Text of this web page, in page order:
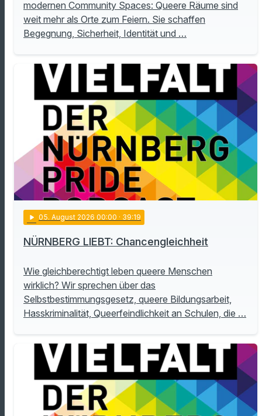
modernen Community Spaces: Queere Räume sind
weit mehr als Orte zum Feiern. Sie schaffen
Begegnung, Sicherheit, Identität und …
play_arrow 05. August 2026 00:00 · 39:19
NÜRNBERG LIEBT: Chancengleichheit
Wie gleichberechtigt leben queere Menschen
wirklich? Wir sprechen über das
Selbstbestimmungsgesetz, queere Bildungsarbeit,
Hasskriminalität, Queerfeindlichkeit an Schulen, die …